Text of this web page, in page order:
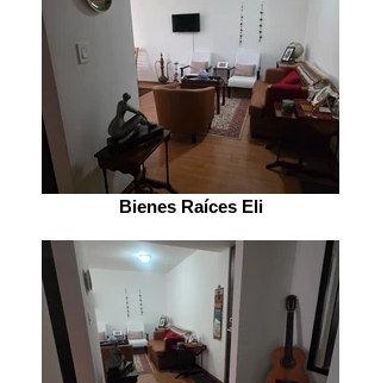
Bienes Raíces Eli